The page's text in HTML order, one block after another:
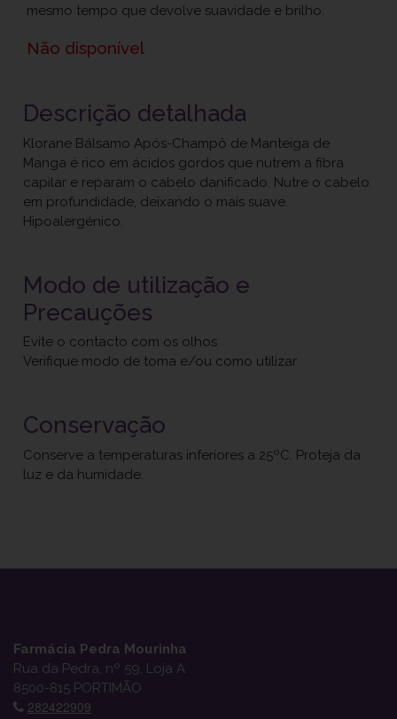
mesmo tempo que devolve suavidade e brilho.
Não disponível
Descrição detalhada
Klorane Bálsamo Após-Champô de Manteiga de
Manga é rico em ácidos gordos que nutrem a fibra
capilar e reparam o cabelo danificado. Nutre o cabelo
em profundidade, deixando o mais suave.
Hipoalergénico.
Modo de utilização e
Precauções
Evite o contacto com os olhos
Verifique modo de toma e/ou como utilizar
Conservação
Conserve a temperaturas inferiores a 25ºC. Proteja da
luz e da humidade.
Farmácia Pedra Mourinha
Rua da Pedra, nº 59, Loja A
8500-815 PORTIMÃO
282422909